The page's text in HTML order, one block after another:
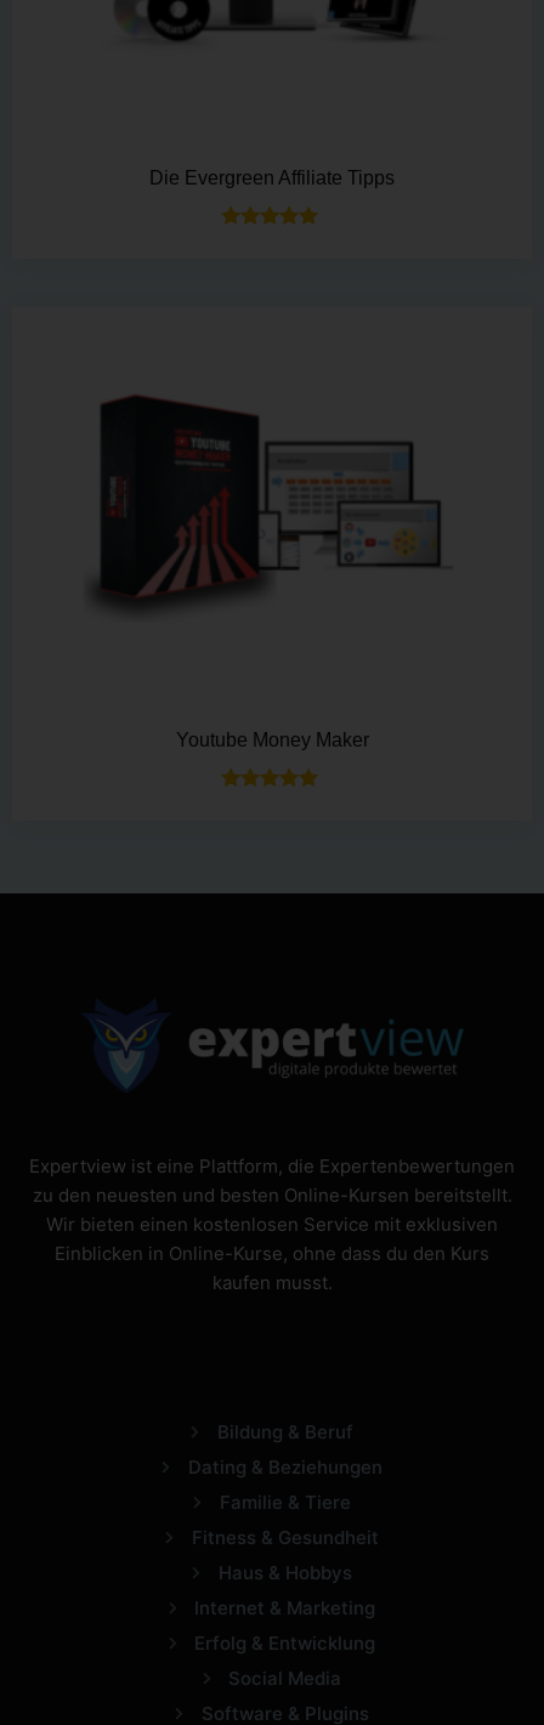
Die Evergreen Affiliate Tipps
Youtube Money Maker
Expertview ist eine Plattform, die Expertenbewertungen
zu den neuesten und besten Online-Kursen bereitstellt.
Wir bieten einen kostenlosen Service mit exklusiven
Einblicken in Online-Kurse, ohne dass du den Kurs
kaufen musst.
Bildung & Beruf
Dating & Beziehungen
Familie & Tiere
Fitness & Gesundheit
Haus & Hobbys
Internet & Marketing
Erfolg & Entwicklung
Social Media
Software & Plugins